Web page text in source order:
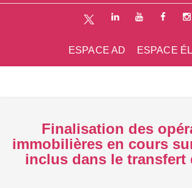
ESPACE
ESPACE AD
Finalisation des
immobilières en cours
inclus dans le transfert